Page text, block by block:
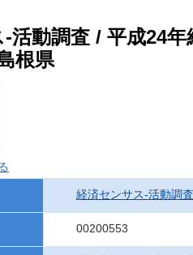
活動調査 / 平成24
根県
経済センサス‐活動調査
00200553